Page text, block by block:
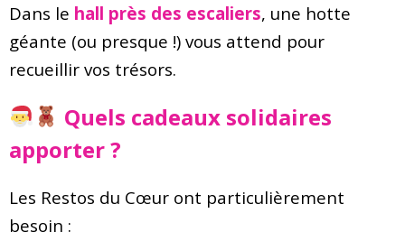
Dans le hall près des escaliers, une hotte
géante (ou presque !) vous attend pour
recueillir vos trésors.
Quels cadeaux solidaires
apporter ?
Les Restos du Cœur ont particulièrement
besoin :